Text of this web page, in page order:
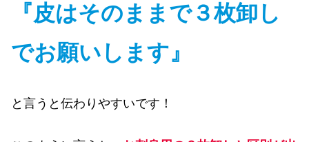
『皮はそのままで３枚卸し
でお願いします』
と言うと伝わりやすいです！